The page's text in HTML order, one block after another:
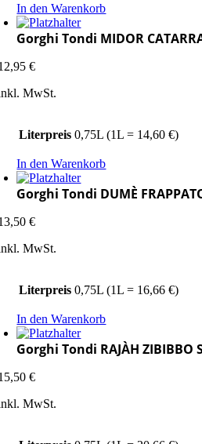
In den Warenkorb
Gorghi Tondi MIDOR
€
MwSt.
Literpreis 0,75L (1L = 14,60 €)
In den Warenkorb
Gorghi Tondi DUMÈ
€
MwSt.
Literpreis 0,75L (1L = 16,66 €)
In den Warenkorb
Gorghi Tondi RAJÀH ZIBIBBO
€
MwSt.